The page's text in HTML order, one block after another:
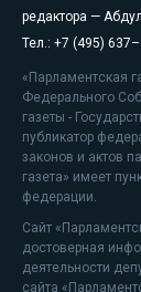
редактора —
Тел.: +7 (495)
«Парламентская
Федерального
газеты -
публикатор
законов и актов
газета» имеет
федерации.
Сайт
достоверная
деятельности
сайта